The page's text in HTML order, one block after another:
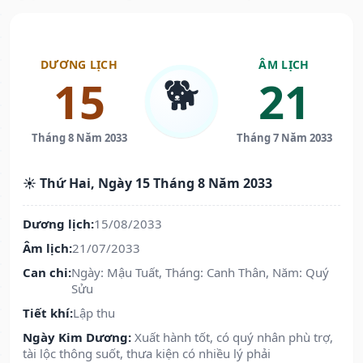
DƯƠNG LỊCH
15
Tháng 8 Năm 2033
🐕
ÂM LỊCH
21
Tháng 7 Năm 2033
☀️ Thứ Hai, Ngày 15 Tháng 8 Năm 2033
Dương lịch:15/08/2033
Âm lịch:21/07/2033
Can chi:Ngày: Mậu Tuất, Tháng: Canh Thân, Năm: Quý
Sửu
Tiết khí:Lập thu
Ngày Kim Dương: Xuất hành tốt, có quý nhân phù trợ,
tài lộc thông suốt, thưa kiện có nhiều lý phải